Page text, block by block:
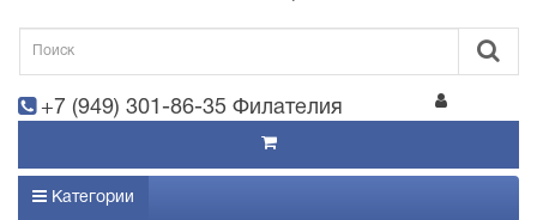
+7 (949) 301-86-35 Филателия
Категории